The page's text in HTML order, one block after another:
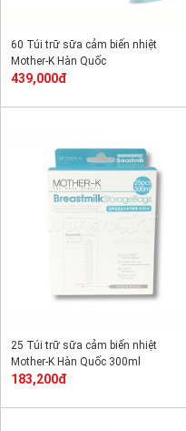
60 Túi trữ sữa cảm biến nhiệt
Mother-K Hàn Quốc
439,000đ
25 Túi trữ sữa cảm biến nhiệt
Mother-K Hàn Quốc 300ml
183,200đ